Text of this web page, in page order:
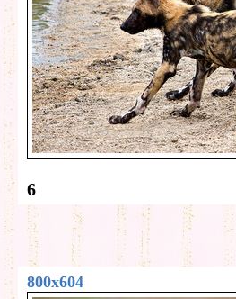
6
800x604